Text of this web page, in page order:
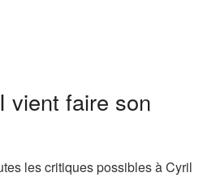
vient faire son
les critiques possibles à Cyril